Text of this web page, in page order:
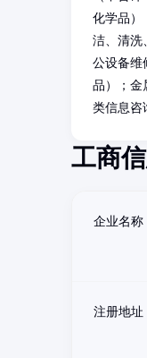
化学品）
洁、清洗
公设备维
品）；金
类信息咨
工商
企业名称
注册地址